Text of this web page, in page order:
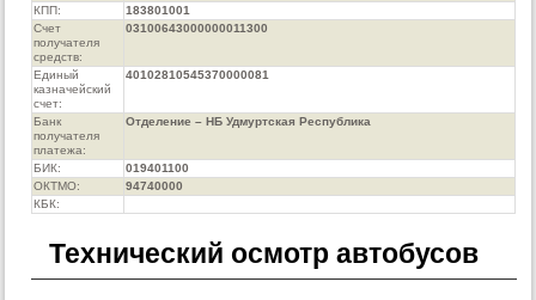
КПП:
183801001
Счет
получателя
средств:
03100643000000011300
Единый
казначейский
счет:
40102810545370000081
Банк
получателя
платежа:
Отделение – НБ Удмуртская Республика
БИК:
019401100
ОКТМО:
94740000
КБК:
Технический осмотр автобусов